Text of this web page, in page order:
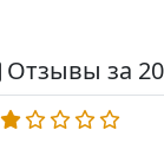
Отзывы за